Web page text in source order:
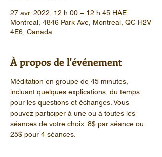
27 avr. 2022, 12 h 00 – 12 h 45 HAE
Montreal, 4846 Park Ave, Montreal, QC H2V
4E6, Canada
À propos de l'événement
Méditation en groupe de 45 minutes,
incluant quelques explications, du temps
pour les questions et échanges. Vous
pouvez participer à une ou à toutes les
séances de votre choix. 8$ par séance ou
25$ pour 4 séances.